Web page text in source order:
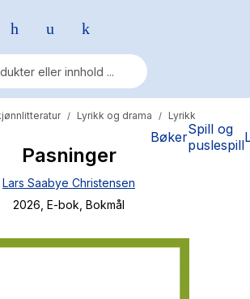
BøkerSpill og
puslespill
Sable Sorensen
/ Lyrikk og drama / Lyrikk
Pasninger
Lars Saabye Christensen
2026 , E-bok , Bokmål